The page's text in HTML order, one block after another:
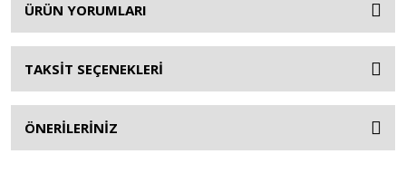
ÜRÜN YORUMLARI
TAKSİT SEÇENEKLERİ
ÖNERİLERİNİZ